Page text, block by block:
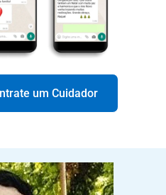
um Cuidador